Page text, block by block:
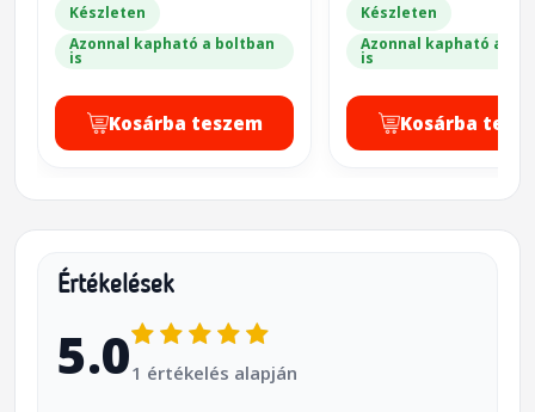
Készleten
Azonnal kapható a boltban
is
Kosárba teszem
Készleten
Azonnal kapható a
is
Kosárba
Értékelések
5.01 értékelés alapján